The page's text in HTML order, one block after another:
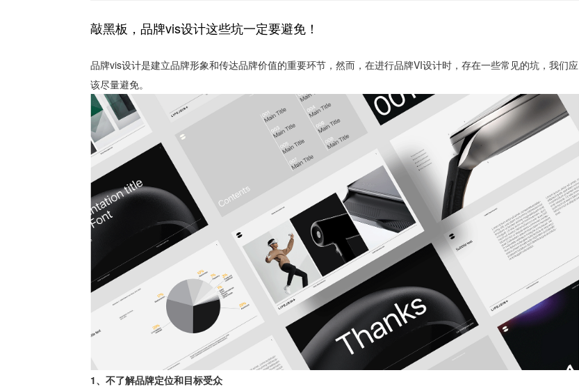
敲黑板，品牌vis设计这些坑一定要避免！
品牌vis设计是建立品牌形象和传达品牌价值的重要环节，然而，在进行品牌VI设计时，存在一些常见的坑，我们应
该尽量避免。
1、不了解品牌定位和目标受众